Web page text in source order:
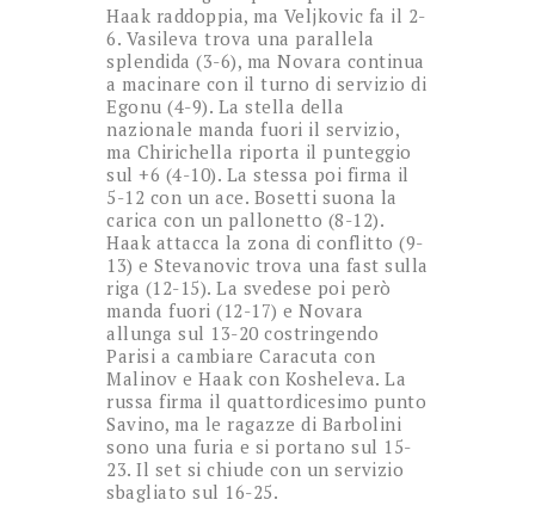
Haak raddoppia, ma Veljkovic fa il 2-
6. Vasileva trova una parallela
splendida (3-6), ma Novara continua
a macinare con il turno di servizio di
Egonu (4-9). La stella della
nazionale manda fuori il servizio,
ma Chirichella riporta il punteggio
sul +6 (4-10). La stessa poi firma il
5-12 con un ace. Bosetti suona la
carica con un pallonetto (8-12).
Haak attacca la zona di conflitto (9-
13) e Stevanovic trova una fast sulla
riga (12-15). La svedese poi però
manda fuori (12-17) e Novara
allunga sul 13-20 costringendo
Parisi a cambiare Caracuta con
Malinov e Haak con Kosheleva. La
russa firma il quattordicesimo punto
Savino, ma le ragazze di Barbolini
sono una furia e si portano sul 15-
23. Il set si chiude con un servizio
sbagliato sul 16-25.